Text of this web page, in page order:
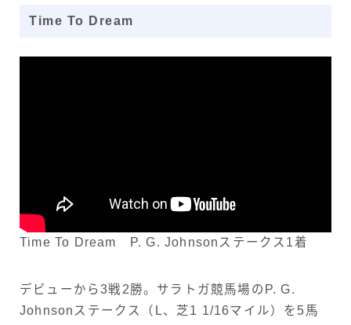
Time To Dream
Time To Dream P. G. Johnsonステークス1着
デビューから3戦2勝。サラトガ競馬場のP. G.
Johnsonステークス（L、芝1 1/16マイル）を5馬